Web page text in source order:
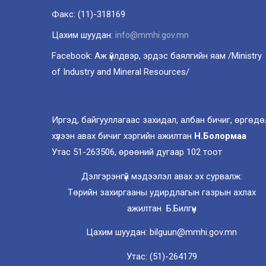
Факс: (11)-318169
Цахим шуудан: info@mmhi.gov.mn
Facebook: Аж үйлдвэр, эрдэс баялгийн яам /Ministry
of Industry and Mineral Resources/
Иргэд, байгууллагаас захидал, албан бичиг,
хүлээн авах бичиг хэргийн ажилтан Н.Болормаа
Утас 51-263506, өрөөний дугаар 102 тоот
Дэлгэрэнгүй мэдээлэл авах эх сурвалж:
Төрийн захиргааны удирдлагын газрын ахлах
ажилтан Б.Билгүүн
Цахим шуудан: bilguun@mmhi.gov.mn
Утас: (51)-264179